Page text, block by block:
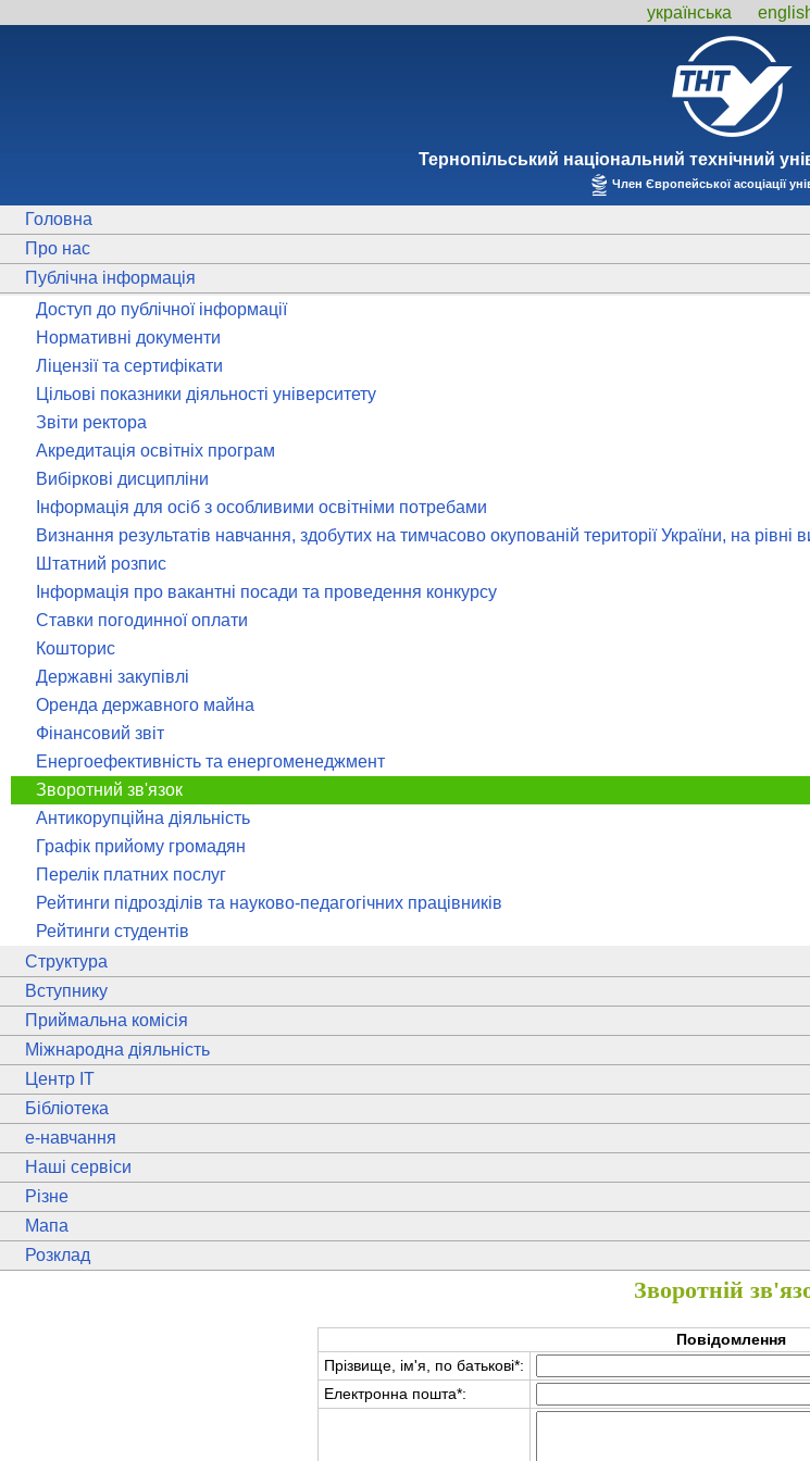
українська
Тернопiльський національний технiчний
Член Європейської асоціації
Головна
Про нас
Публічна інформація
Доступ до публічної інформації
Нормативні документи
Ліцензії та сертифікати
Цільові показники діяльності університету
Звіти ректора
Акредитація освітніх програм
Вибіркові дисципліни
Інформація для осіб з особливими освітніми потребами
Визнання результатів навчання, здобутих на тимчасово окупованій території України, на рівні
Штатний розпис
Інформація про вакантні посади та проведення конкурсу
Ставки погодинної оплати
Кошторис
Державні закупівлі
Оренда державного майна
Фінансовий звіт
Енергоефективність та енергоменеджмент
Зворотний зв'язок
Антикорупційна діяльність
Графік прийому громадян
Перелік платних послуг
Рейтинги підрозділів та науково-педагогічних працівників
Рейтинги студентів
Структура
Вступнику
Приймальна комісія
Міжнародна діяльність
Центр ІТ
Бібліотека
e-навчання
Наші сервіси
Різне
Мапа
Розклад
Зворотній
Повідомлення
Прізвище, ім'я, по батькові*:
Електронна пошта*: